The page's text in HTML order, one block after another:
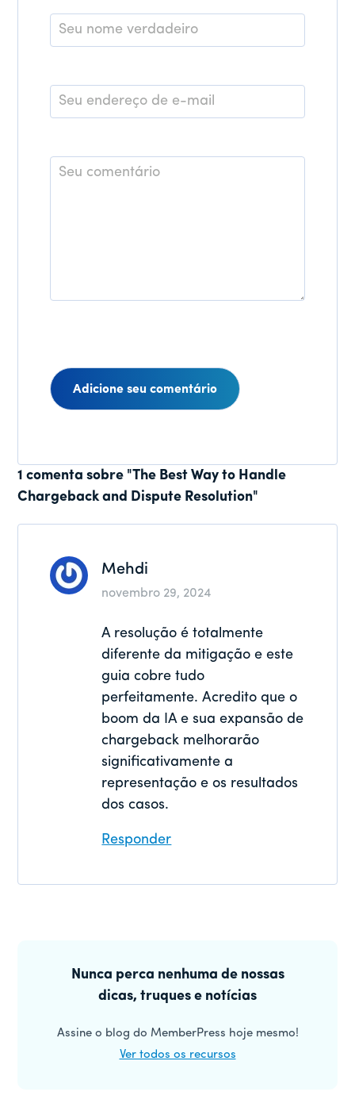
Nome
*
E-
mail
Comentário
Interações
do
leitor
1 comenta sobre "The Best Way to Handle
Chargeback and Dispute Resolution"
Mehdi
novembro 29, 2024
A resolução é totalmente
diferente da mitigação e este
guia cobre tudo
perfeitamente. Acredito que o
boom da IA e sua expansão de
chargeback melhorarão
significativamente a
representação e os resultados
dos casos.
Responder
lateralNunca perca nenhuma de nossas
dicas, truques e notícias
Assine o blog do MemberPress hoje mesmo!
Ver todos os recursos